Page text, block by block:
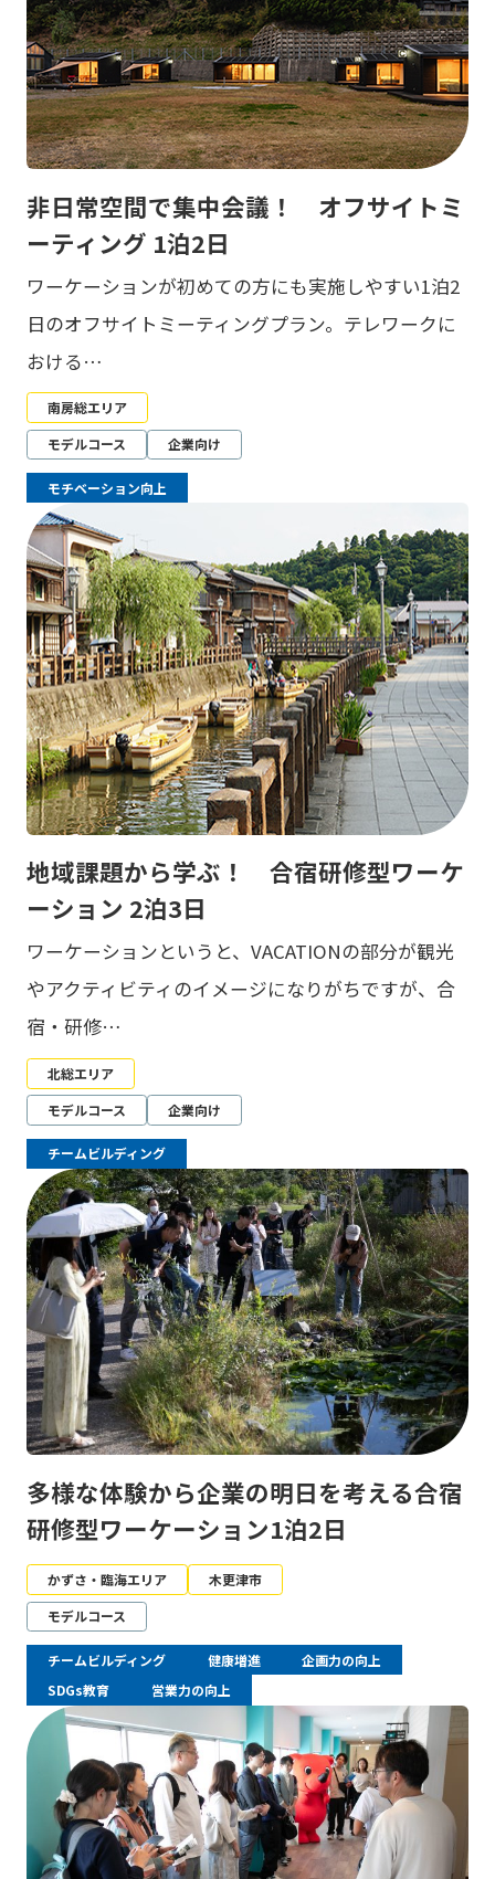
非日常空間で集中会議！ オフサイトミ
ーティング 1泊2日
ワーケーションが初めての方にも実施しやすい1泊2
日のオフサイトミーティングプラン。テレワークに
おける…
南房総エリア
モデルコース
企業向け
モチベーション向上
地域課題から学ぶ！ 合宿研修型ワーケ
ーション 2泊3日
ワーケーションというと、VACATIONの部分が観光
やアクティビティのイメージになりがちですが、合
宿・研修…
北総エリア
モデルコース
企業向け
チームビルディング
多様な体験から企業の明日を考える合宿
研修型ワーケーション1泊2日
かずさ・臨海エリア
木更津市
モデルコース
チームビルディング 健康増進
企画力の向上
SDGs教育
営業力の向上